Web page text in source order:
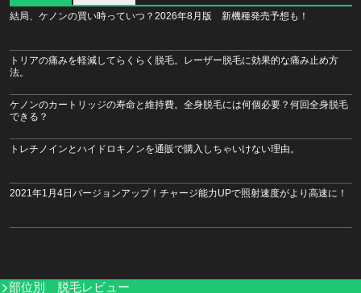
結局、ケノンの買い時っていつ？2026年8月版 新機種発売予想も！
トリアの痛みを軽減してらくらく脱毛。レーザー脱毛に効果的な痛み止め方
法。
ケノンのカートリッジの寿命と維持費。全身脱毛には何個必要？何回全身脱毛
できる？
トレチノインとハイドロキノンを通販で購入しちゃいけない理由。
2021年1月4日バージョンアップ！チャージ能力UPで照射速度がより高速に！
部位別 脱毛レビュー